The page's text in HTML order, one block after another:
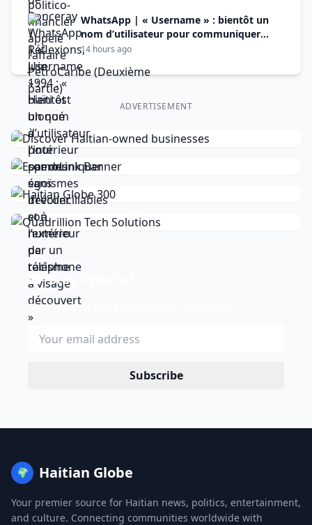
découvert »
WhatsApp | « Username » : bientôt un
nom d’utilisateur pour communiquer
sans dévoiler son numéro de téléphone
14 hours ago
ADVERTISEMENT
Stay Updated
Get the latest news delivered to your inbox.
Subscribe
🌍 Haitian Globe
Your premier source for Haitian news, politics, entertainment,
and culture. Connecting communities worldwide with